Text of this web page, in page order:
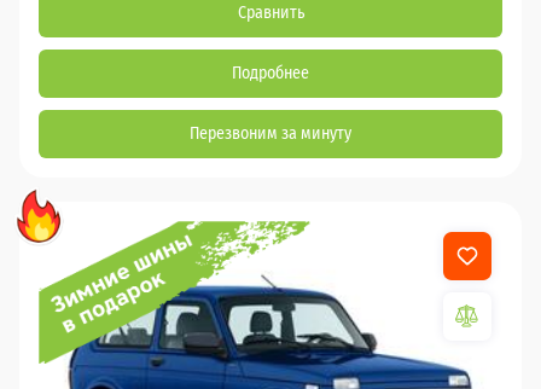
Сравнить
Подробнее
Перезвоним за минуту